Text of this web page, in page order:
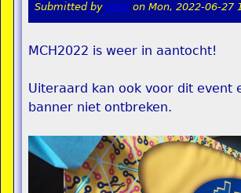
Submitted by remi on Mon, 2022-06-27
MCH2022 is weer in aantocht!
Uiteraard kan ook voor dit event
banner niet ontbreken.